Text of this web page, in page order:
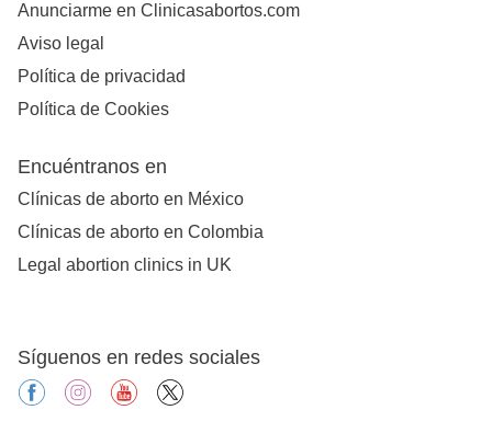
Anunciarme en Clinicasabortos.com
Aviso legal
Política de privacidad
Política de Cookies
Encuéntranos en
Clínicas de aborto en México
Clínicas de aborto en Colombia
Legal abortion clinics in UK
Síguenos en redes sociales
facebookinstagramyoutube